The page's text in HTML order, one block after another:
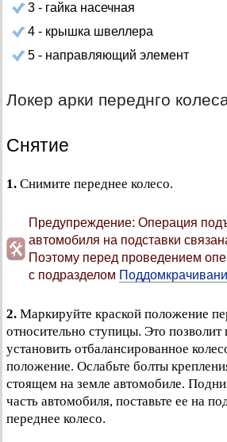
3 - гайка насечная
4 - крышка швеллера
5 - направляющий элемент
Локер арки переднго
Снятие
1. Снимите переднее колесо.
Предупреждение: Операция
автомобиля на подставки
Поэтому перед проведением
с подразделом
2. Маркируйте краской положение
относительно ступицы. Это позволит
установить отбалансированное
положение. Ослабьте болты
стоящем на земле автомобиле.
часть автомобиля, поставьте ее на
переднее колесо.